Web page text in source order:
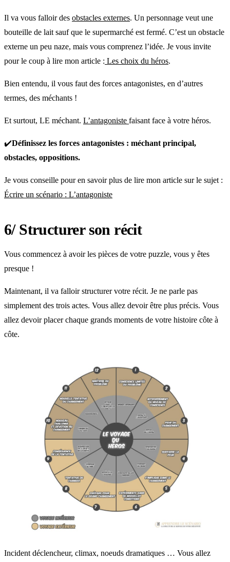
Il va vous falloir des obstacles externes. Un personnage veut une
bouteille de lait sauf que le supermarché est fermé. C’est un obstacle
externe un peu naze, mais vous comprenez l’idée. Je vous invite
pour le coup à lire mon article : Les choix du héros.
Bien entendu, il vous faut des forces antagonistes, en d’autres
termes, des méchants !
Et surtout, LE méchant. L’antagoniste faisant face à votre héros.
✔️Définissez les forces antagonistes : méchant principal,
obstacles, oppositions.
Je vous conseille pour en savoir plus de lire mon article sur le sujet :
Écrire un scénario : L’antagoniste
6/ Structurer son récit
Vous commencez à avoir les pièces de votre puzzle, vous y êtes
presque !
Maintenant, il va falloir structurer votre récit. Je ne parle pas
simplement des trois actes. Vous allez devoir être plus précis. Vous
allez devoir placer chaque grands moments de votre histoire côte à
côte.
Incident déclencheur, climax, noeuds dramatiques … Vous allez